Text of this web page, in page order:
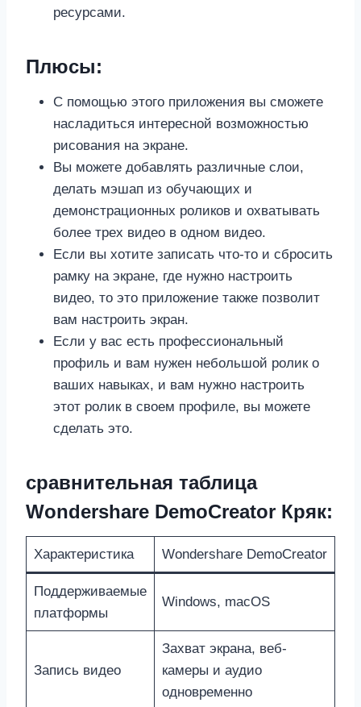
ресурсами.
Плюсы:
С помощью этого приложения вы сможете
насладиться интересной возможностью
рисования на экране.
Вы можете добавлять различные слои,
делать мэшап из обучающих и
демонстрационных роликов и охватывать
более трех видео в одном видео.
Если вы хотите записать что-то и сбросить
рамку на экране, где нужно настроить
видео, то это приложение также позволит
вам настроить экран.
Если у вас есть профессиональный
профиль и вам нужен небольшой ролик о
ваших навыках, и вам нужно настроить
этот ролик в своем профиле, вы можете
сделать это.
сравнительная таблица
Wondershare DemoCreator Кряк:
Характеристика Wondershare DemoCreator
Поддерживаемые
платформы
Windows, macOS
Запись видео
Захват экрана, веб-
камеры и аудио
одновременно